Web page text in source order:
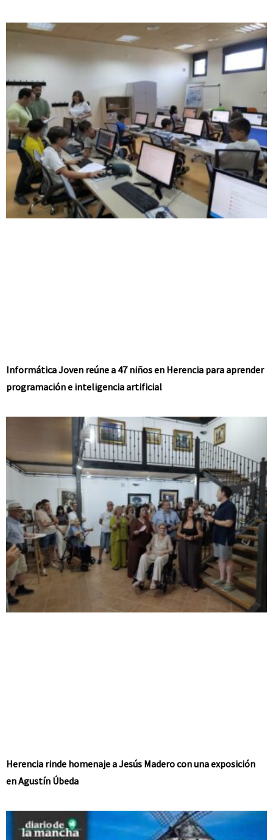
Informática Joven reúne a 47 niños en Herencia para aprender
programación e inteligencia artificial
Herencia rinde homenaje a Jesús Madero con una exposición
en Agustín Úbeda